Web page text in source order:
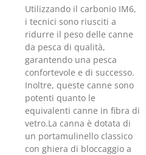
Utilizzando il carbonio IM6,
i tecnici sono riusciti a
ridurre il peso delle canne
da pesca di qualità,
garantendo una pesca
confortevole e di successo.
Inoltre, queste canne sono
potenti quanto le
equivalenti canne in fibra di
vetro.La canna è dotata di
un portamulinello classico
con ghiera di bloccaggio a